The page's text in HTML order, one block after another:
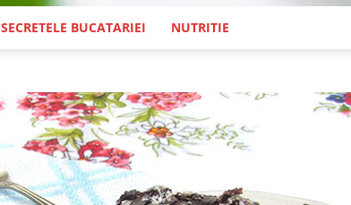
SECRETELE BUCATARIEI NUTRITIE